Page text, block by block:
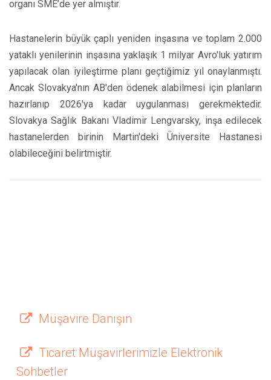
organı SME’de yer almıştır.
Hastanelerin büyük çaplı yeniden inşasına ve toplam 2.000
yataklı yenilerinin inşasına yaklaşık 1 milyar Avro'luk yatırım
yapılacak olan iyileştirme planı geçtiğimiz yıl onaylanmıştı.
Ancak Slovakya'nın AB'den ödenek alabilmesi için planların
hazırlanıp 2026'ya kadar uygulanması gerekmektedir.
Slovakya Sağlık Bakanı Vladimir Lengvarsky, inşa edilecek
hastanelerden birinin Martin'deki Üniversite Hastanesi
olabileceğini belirtmiştir.
Müşavire Danışın
Ticaret Müşavirlerimizle Elektronik
Sohbetler